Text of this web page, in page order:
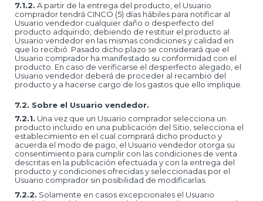
7.1.2. A partir de la entrega del producto, el Usuario
comprador tendrá CINCO (5) días hábiles para notificar al
Usuario vendedor cualquier daño o desperfecto del
producto adquirido, debiendo de restituir el producto al
Usuario vendedor en las mismas condiciones y calidad en
que lo recibió. Pasado dicho plazo se considerará que el
Usuario comprador ha manifestado su conformidad con el
producto. En caso de verificarse el desperfecto alegado, el
Usuario vendedor deberá de proceder al recambio del
producto y a hacerse cargo de los gastos que ello implique.
7.2. Sobre el Usuario vendedor.
7.2.1. Una vez que un Usuario comprador selecciona un
producto incluido en una publicación del Sitio, selecciona el
establecimiento en el cual comprará dicho producto y
acuerda el modo de pago, el Usuario vendedor otorga su
consentimiento para cumplir con las condiciones de venta
descritas en la publicación efectuada y con la entrega del
producto y condiciones ofrecidas y seleccionadas por el
Usuario comprador sin posibilidad de modificarlas.
7.2.2. Solamente en casos excepcionales el Usuario